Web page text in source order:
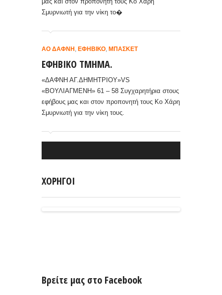
Σμυρνιωτή για την νίκη το�
ΑΟ ΔΆΦΝΗ ΕΦΗΒΙΚΌ ΜΠΆΣΚΕΤ
ΕΦΗΒΙΚΟ ΤΜΗΜΑ.
«ΔΑΦΝΗ ΑΓ.ΔΗΜΗΤΡΙΟΥ»VS
«ΒΟΥΛΙΑΓΜΕΝΗ» 61 – 58 Συγχαρητήρια στους
εφήβους μας και στον προπονητή τους Κο Χάρη
Σμυρνιωτή για την νίκη τους.
ΧΟΡΗΓΟΙ
Βρείτε μας στο Facebook